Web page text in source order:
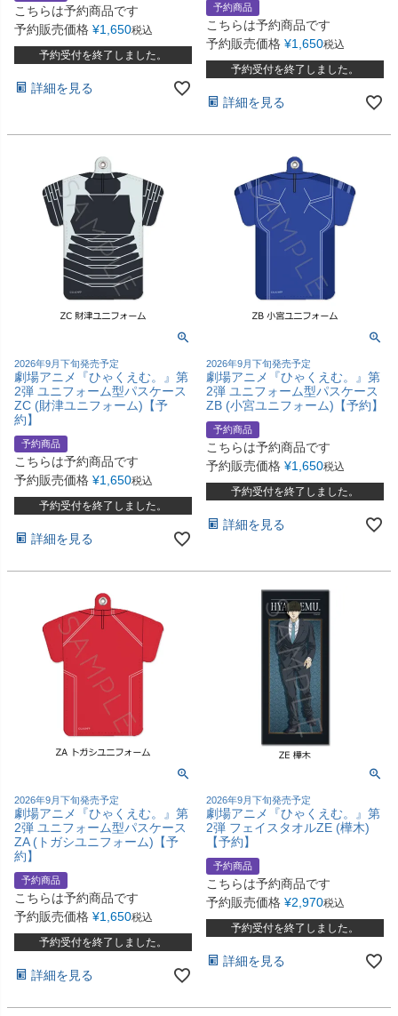
こちらは予約商品です
予約販売価格 ¥1,650税込
予約受付を終了しました。
詳細を見る
予約商品
こちらは予約商品です
予約販売価格 ¥1,650税込
予約受付を終了しました。
詳細を見る
2026年9月下旬発売予定
劇場アニメ『ひゃくえむ。』第
2弾 ユニフォーム型パスケース
ZC (財津ユニフォーム)【予
約】
予約商品
こちらは予約商品です
予約販売価格 ¥1,650税込
予約受付を終了しました。
詳細を見る
2026年9月下旬発売予定
劇場アニメ『ひゃくえむ。』第
2弾 ユニフォーム型パスケース
ZB (小宮ユニフォーム)【予約】
予約商品
こちらは予約商品です
予約販売価格 ¥1,650税込
予約受付を終了しました。
詳細を見る
2026年9月下旬発売予定
劇場アニメ『ひゃくえむ。』第
2弾 ユニフォーム型パスケース
ZA (トガシユニフォーム)【予
約】
予約商品
こちらは予約商品です
予約販売価格 ¥1,650税込
予約受付を終了しました。
詳細を見る
2026年9月下旬発売予定
劇場アニメ『ひゃくえむ。』第
2弾 フェイスタオルZE (樺木)
【予約】
予約商品
こちらは予約商品です
予約販売価格 ¥2,970税込
予約受付を終了しました。
詳細を見る